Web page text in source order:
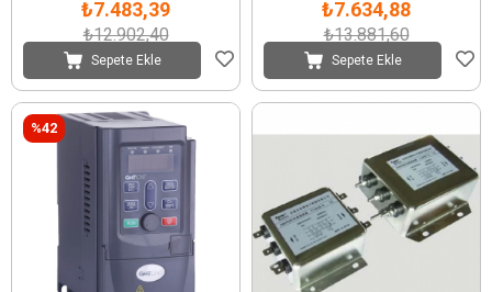
₺7.483,39
₺12.902,40
Sepete Ekle
₺7.634,88
₺13.881,60
Sepete Ekle
%42